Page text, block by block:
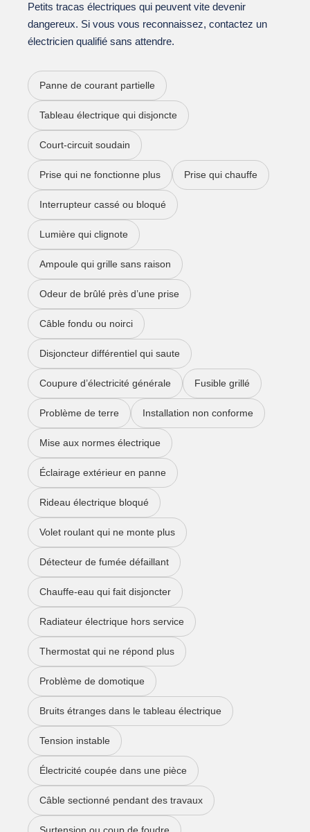
Petits tracas électriques qui peuvent vite devenir
dangereux. Si vous vous reconnaissez, contactez un
électricien qualifié sans attendre.
Panne de courant partielle
Tableau électrique qui disjoncte
Court-circuit soudain
Prise qui ne fonctionne plus Prise qui chauffe
Interrupteur cassé ou bloqué
Lumière qui clignote
Ampoule qui grille sans raison
Odeur de brûlé près d’une prise
Câble fondu ou noirci
Disjoncteur différentiel qui saute
Coupure d’électricité générale Fusible grillé
Problème de terre Installation non conforme
Mise aux normes électrique
Éclairage extérieur en panne
Rideau électrique bloqué
Volet roulant qui ne monte plus
Détecteur de fumée défaillant
Chauffe-eau qui fait disjoncter
Radiateur électrique hors service
Thermostat qui ne répond plus
Problème de domotique
Bruits étranges dans le tableau électrique
Tension instable
Électricité coupée dans une pièce
Câble sectionné pendant des travaux